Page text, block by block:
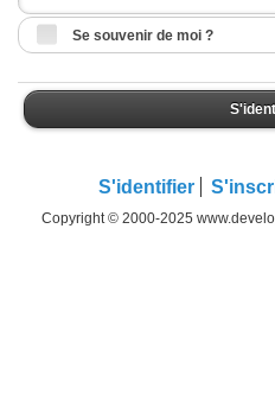
Se souvenir de moi ?
S'identifier
Copyright © 2000-2025